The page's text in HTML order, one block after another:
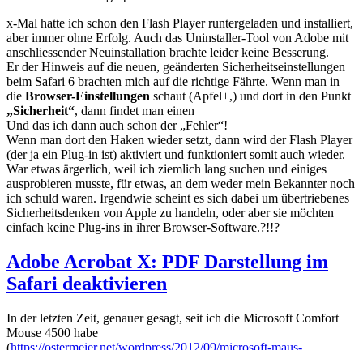
x-Mal hatte ich schon den Flash Player runtergeladen und installiert,
aber immer ohne Erfolg. Auch das Uninstaller-Tool von Adobe mit
anschliessender Neuinstallation brachte leider keine Besserung.
Er der Hinweis auf die neuen, geänderten Sicherheitseinstellungen
beim Safari 6 brachten mich auf die richtige Fährte. Wenn man in
die Browser-Einstellungen schaut (Apfel+,) und dort in den Punkt
„Sicherheit“, dann findet man einen
Und das ich dann auch schon der „Fehler“!
Wenn man dort den Haken wieder setzt, dann wird der Flash Player
(der ja ein Plug-in ist) aktiviert und funktioniert somit auch wieder.
War etwas ärgerlich, weil ich ziemlich lang suchen und einiges
ausprobieren musste, für etwas, an dem weder mein Bekannter noch
ich schuld waren. Irgendwie scheint es sich dabei um übertriebenes
Sicherheitsdenken von Apple zu handeln, oder aber sie möchten
einfach keine Plug-ins in ihrer Browser-Software.?!!?
Adobe Acrobat X: PDF Darstellung im
Safari deaktivieren
In der letzten Zeit, genauer gesagt, seit ich die Microsoft Comfort
Mouse 4500 habe
(https://ostermeier.net/wordpress/2012/09/microsoft-maus-